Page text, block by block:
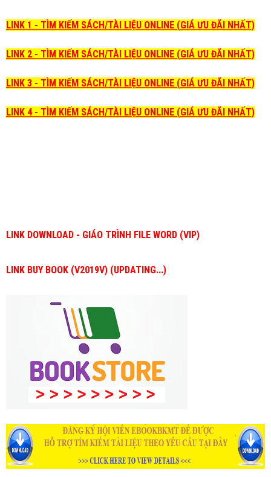
LINK 1 - TÌM KIẾM SÁCH/TÀI LIỆU ONLINE (GIÁ ƯU ĐÃI NHẤT)
LINK 2 - TÌM KIẾM SÁCH/TÀI LIỆU ONLINE (GIÁ ƯU ĐÃI NHẤT)
LINK 3 - TÌM KIẾM SÁCH/TÀI LIỆU ONLINE (GIÁ ƯU ĐÃI NHẤT)
LINK 4 - TÌM KIẾM SÁCH/TÀI LIỆU ONLINE (GIÁ ƯU ĐÃI NHẤT)
LINK DOWNLOAD - GIÁO TRÌNH FILE WORD (VIP)
LINK BUY BOOK (V2019V) (UPDATING...)